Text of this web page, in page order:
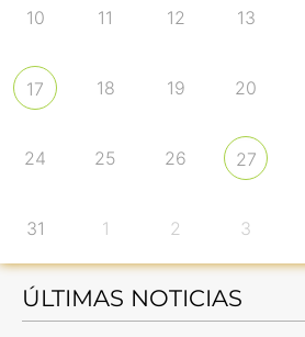
10 11 12 13
17 18 19 20
24 25 26 27
31 1 2 3
ÚLTIMAS NOTICIAS